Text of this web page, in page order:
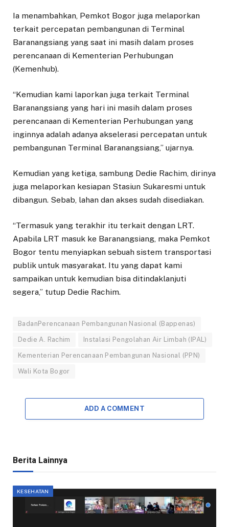
Ia menambahkan, Pemkot Bogor juga melaporkan
terkait percepatan pembangunan di Terminal
Baranangsiang yang saat ini masih dalam proses
perencanaan di Kementerian Perhubungan
(Kemenhub).
“Kemudian kami laporkan juga terkait Terminal
Baranangsiang yang hari ini masih dalam proses
perencanaan di Kementerian Perhubungan yang
inginnya adalah adanya akselerasi percepatan untuk
pembangunan Terminal Baranangsiang,” ujarnya.
Kemudian yang ketiga, sambung Dedie Rachim, dirinya
juga melaporkan kesiapan Stasiun Sukaresmi untuk
dibangun. Sebab, lahan dan akses sudah disediakan.
“Termasuk yang terakhir itu terkait dengan LRT.
Apabila LRT masuk ke Baranangsiang, maka Pemkot
Bogor tentu menyiapkan sebuah sistem transportasi
publik untuk masyarakat. Itu yang dapat kami
sampaikan untuk kemudian bisa ditindaklanjuti
segera,” tutup Dedie Rachim.
BadanPerencanaan Pembangunan Nasional (Bappenas)
Dedie A. Rachim Instalasi Pengolahan Air Limbah (IPAL)
Kementerian Perencanaan Pembangunan Nasional (PPN)
Wali Kota Bogor
ADD A COMMENT
Berita Lainnya
KESEHATAN